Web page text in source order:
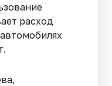
расход